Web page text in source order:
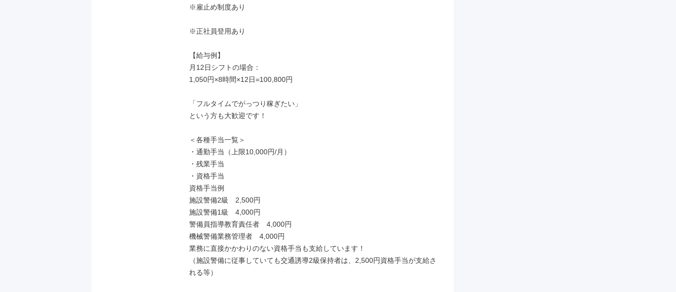
※雇止め制度あり
※正社員登用あり
【給与例】
月12日シフトの場合：
1,050円×8時間×12日=100,800円
「フルタイムでがっつり稼ぎたい」
という方も大歓迎です！
＜各種手当一覧＞
・通勤手当（上限10,000円/月）
・残業手当
・資格手当
資格手当例
施設警備2級　2,500円
施設警備1級　4,000円
警備員指導教育責任者　4,000円
機械警備業務管理者　4,000円
業務に直接かかわりのない資格手当も支給しています！
（施設警備に従事していても交通誘導2級保持者は、2,500円資格手当が支給さ
れる等）